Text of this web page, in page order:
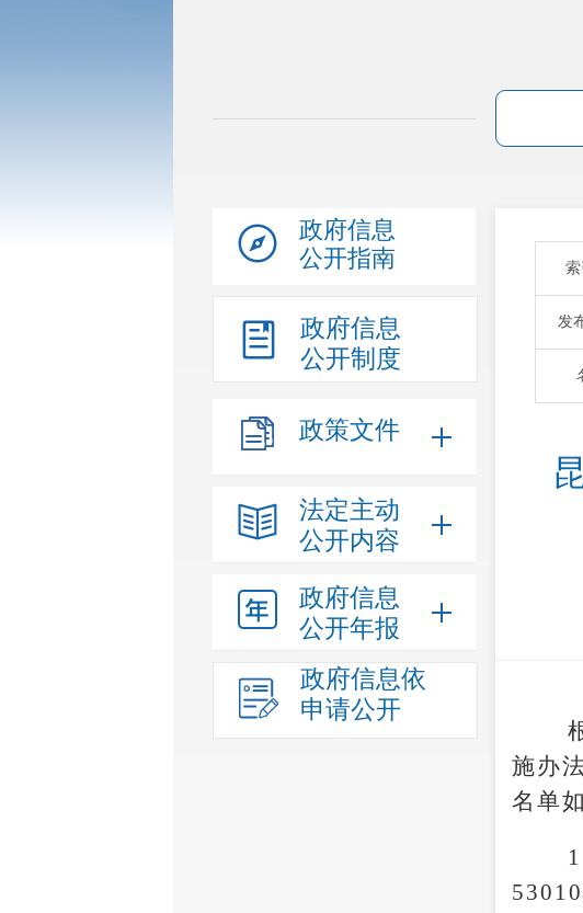
政府信息
公开指南
政府信息
公开制度
政策文件
法定主动
公开内容
政府信息
公开年报
政府信息依
申请公开
索
发
施办
名单
1